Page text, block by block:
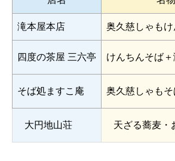
滝本屋本店 奥久慈しゃも
四度の茶屋 三六亭 けんちんそば
そば処ますこ庵 奥久慈しゃも
大円地山荘 天ざる蕎麦・